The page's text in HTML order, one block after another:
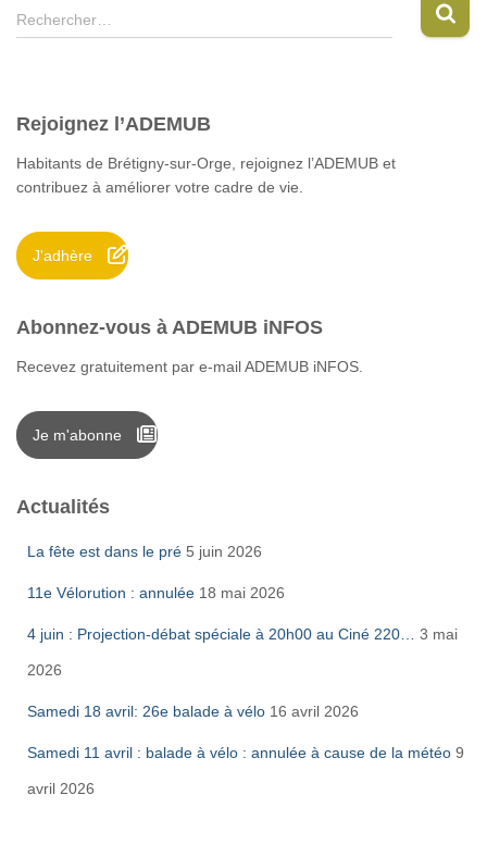
publications
R
e
r
c
:
Rechercher…
Rejoignez l’ADEMUB
Habitants de Brétigny-sur-Orge, rejoignez l’ADEMUB et
contribuez à améliorer votre cadre de vie.
J'adhère
Abonnez-vous à ADEMUB iNFOS
Recevez gratuitement par e-mail ADEMUB iNFOS.
Je m'abonne
Actualités
La fête est dans le pré 5 juin 2026
11e Vélorution : annulée 18 mai 2026
4 juin : Projection-débat spéciale à 20h00 au Ciné 220… 3 mai
2026
Samedi 18 avril: 26e balade à vélo 16 avril 2026
Samedi 11 avril : balade à vélo : annulée à cause de la météo 9
avril 2026